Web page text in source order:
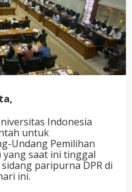
Indonesia
untuk
Undang Pemilihan
yang saat ini tinggal
paripurna DPR di
ini.